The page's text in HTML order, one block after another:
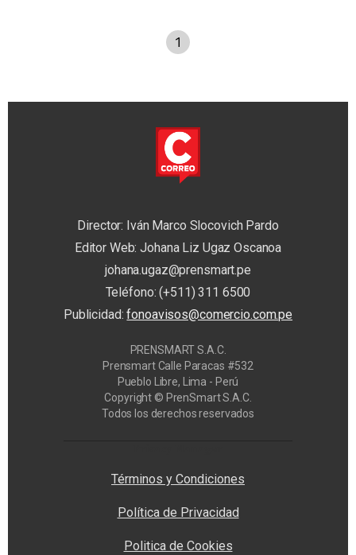
1
Director: Iván Marco Slocovich Pardo
Editor Web: Johana Liz Ugaz Oscanoa
johana.ugaz@prensmart.pe
Teléfono: (+511) 311 6500
Publicidad:fonoavisos@comercio.com.pe
PRENSMART S.A.C.
Prensmart Calle Paracas #532
Pueblo Libre, Lima - Perú
Copyright © PrenSmart S.A.C.
Todos los derechos reservados
Términos y Condiciones
Política de Privacidad
Politica de Cookies